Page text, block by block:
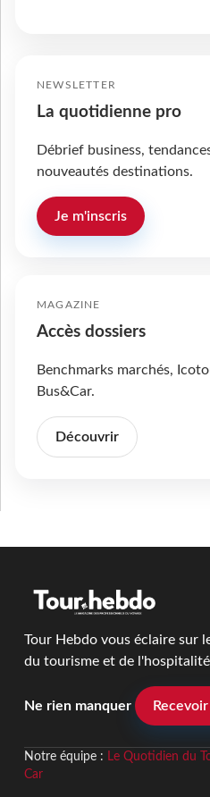
NEWSLETTER
La quotidienne pro
Débrief business,
nouveautés destinations.
Je m'inscris
MAGAZINE
Accès dossiers
Benchmarks marchés,
Bus&Car.
Découvrir
Tour Hebdo vous éclaire sur
du tourisme et de
Ne rien manquer
Notre équipe : Le Quotidien du
Car